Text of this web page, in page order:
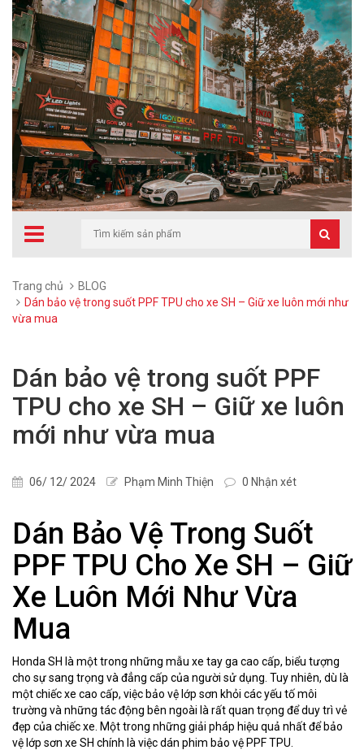
Trang chủ
BLOG
Dán bảo vệ trong suốt PPF TPU cho xe SH – Giữ xe luôn mới như
vừa mua
Dán bảo vệ trong suốt PPF
TPU cho xe SH – Giữ xe luôn
mới như vừa mua
06/ 12/ 2024 Phạm Minh Thiện 0 Nhận xét
Dán Bảo Vệ Trong Suốt
PPF TPU Cho Xe SH – Giữ
Xe Luôn Mới Như Vừa
Mua
Honda SH là một trong những mẫu xe tay ga cao cấp, biểu tượng
cho sự sang trọng và đẳng cấp của người sử dụng. Tuy nhiên, dù là
một chiếc xe cao cấp, việc bảo vệ lớp sơn khỏi các yếu tố môi
trường và những tác động bên ngoài là rất quan trọng để duy trì vẻ
đẹp của chiếc xe. Một trong những giải pháp hiệu quả nhất để bảo
vệ lớp sơn xe SH chính là việc dán phim bảo vệ PPF TPU.